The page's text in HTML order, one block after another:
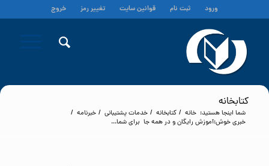
ورود ثبت نام قوانین سایت تغییر رمز خروج
کتابخانه
شما اینجا هستید: خانه / کتابخانه / خدمات پشتیبانی / خبرنامه /
خبری خوش:آموزش رایگان و در همه جا برای شما...